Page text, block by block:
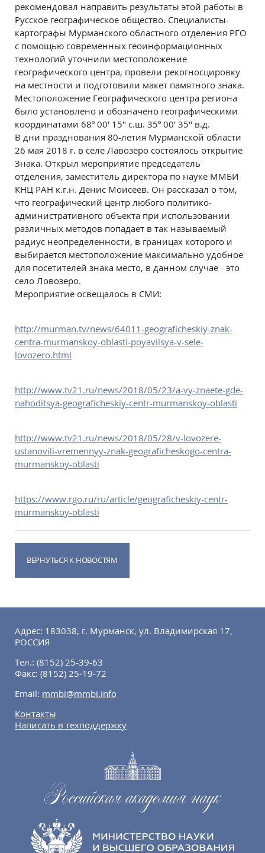
рекомендовал направить результаты этой работы в
Русское географическое общество. Специалисты-
картографы Мурманского областного отделения РГО
с помощью современных геоинформационных
технологий уточнили местоположение
географического центра, провели рекогносцировку
на местности и подготовили макет памятного знака.
Местоположение Географического центра региона
было установлено и обозначено географическими
координатами 68º 00' 15" с.ш. 35º 00' 35" в.д.
В дни празднования 80-летия Мурманской области
26 мая 2018 г. в селе Лавозеро состоялось открытие
Знака. Открыл мероприятие председатель
отделения, заместитель директора по науке ММБИ
КНЦ РАН к.г.н. Денис Моисеев. Он рассказал о том,
что географический центр любого политико-
административного объекта при использовании
различных методов попадает в так называемый
радиус неопределенности, в границах которого и
выбирается местоположение максимально удобное
для посетителей знака место, в данном случае - это
село Ловозеро.
Мероприятие освещалось в СМИ:
http://murman.tv/news/64011-geograficheskiy-znak-
centra-murmanskoy-oblasti-poyavilsya-v-sele-
lovozero.html
http://www.tv21.ru/news/2018/05/23/a-vy-znaete-gde-
nahoditsya-geograficheskiy-centr-murmanskoy-oblasti
http://www.tv21.ru/news/2018/05/28/v-lovozere-
ustanovili-vremennyy-znak-geograficheskogo-centra-
murmanskoy-oblasti
https://www.rgo.ru/ru/article/geograficheskiy-centr-
murmanskoy-oblasti
ВЕРНУТЬСЯ К НОВОСТЯМ
Адрес: 183038, г. Мурманск, ул. Владимирская 17,
РОССИЯ
Тел.: (8152) 25-39-63
Факс: (8152) 25-19-72
Email: mmbi@mmbi.info
Контакты
Написать в техподдержку